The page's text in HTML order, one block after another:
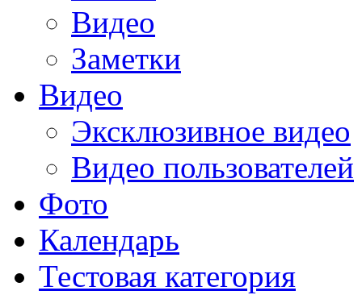
Видео
Заметки
Видео
Эксклюзивное видео
Видео пользователей
Фото
Календарь
Тестовая категория